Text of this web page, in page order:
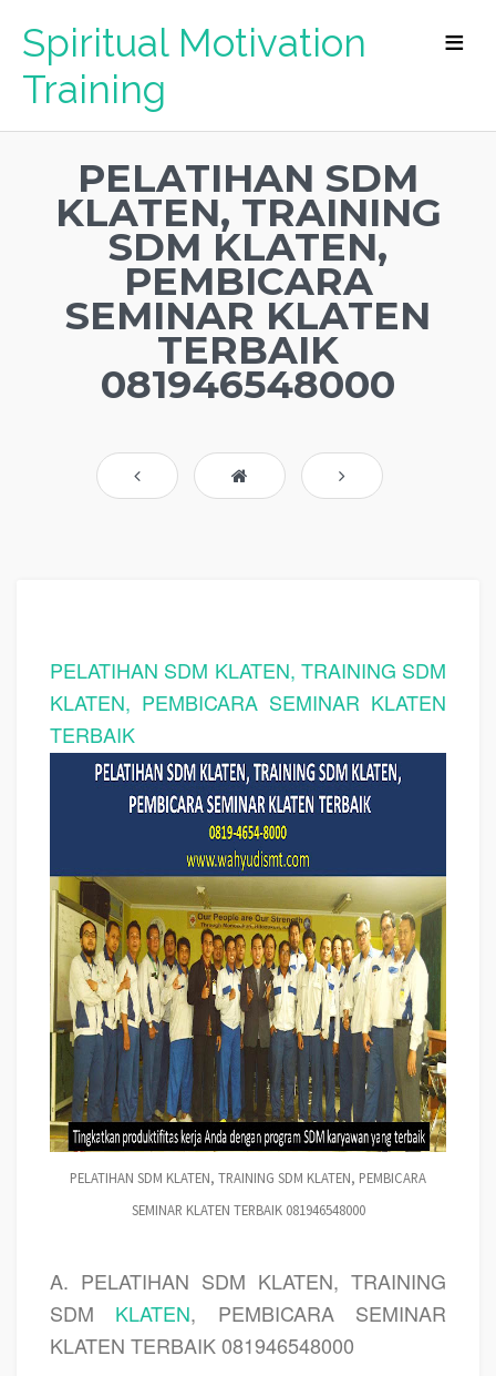
Spiritual Motivation
Training
PELATIHAN SDM
KLATEN, TRAINING
SDM KLATEN,
PEMBICARA
SEMINAR KLATEN
TERBAIK
081946548000
PELATIHAN SDM KLATEN, TRAINING SDM
KLATEN, PEMBICARA SEMINAR KLATEN
TERBAIK
PELATIHAN SDM KLATEN, TRAINING SDM KLATEN, PEMBICARA
SEMINAR KLATEN TERBAIK 081946548000
A. PELATIHAN SDM KLATEN, TRAINING
SDM KLATEN, PEMBICARA SEMINAR
KLATEN TERBAIK 081946548000